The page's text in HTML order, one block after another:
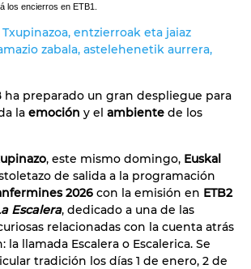
los encierros en ETB1.
Txupinazoa, entzierroak eta jaiaz
zabala, astelehenetik aurrera,
ha preparado un gran despliegue para
la emoción y el ambiente de los
, este mismo domingo, Euskal
de salida a la programación
2026 con la emisión en ETB2
Escalera, dedicado a una de las
relacionadas con la cuenta atrás
la llamada Escalera o Escalerica. Se
tradición los días 1 de enero, 2 de